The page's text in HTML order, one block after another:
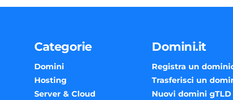
Categorie
Domini
Hosting
Server & Cloud
Domini.it
Registra un
Trasferisci un
Nuovi domini gTLD